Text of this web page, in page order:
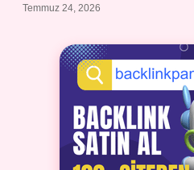
Temmuz 24, 2026